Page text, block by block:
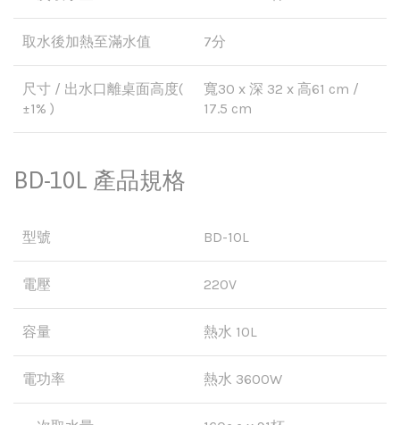
取水後加熱至滿水值 7分
尺寸 / 出水口離桌面高度(
±1% )
寬30 x 深 32 x 高61 cm /
17.5 cm
BD-10L 產品規格
型號 BD-10L
電壓 220V
容量 熱水 10L
電功率 熱水 3600W